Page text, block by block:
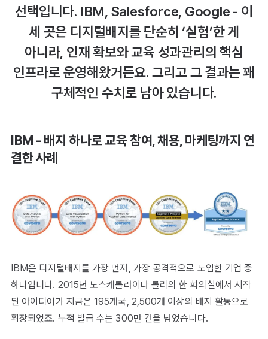
선택입니다. IBM, Salesforce, Google - 이
세 곳은 디지털배지를 단순히 ‘실험’한 게
아니라, 인재 확보와 교육 성과관리의 핵심
인프라로 운영해왔거든요. 그리고 그 결과는 꽤
구체적인 수치로 남아 있습니다.
IBM - 배지 하나로 교육 참여, 채용, 마케팅까지 연
결한 사례
IBM은 디지털배지를 가장 먼저, 가장 공격적으로 도입한 기업 중
하나입니다. 2015년 노스캐롤라이나 롤리의 한 회의실에서 시작
된 아이디어가 지금은 195개국, 2,500개 이상의 배지 활동으로
확장되었죠. 누적 발급 수는 300만 건을 넘었습니다.